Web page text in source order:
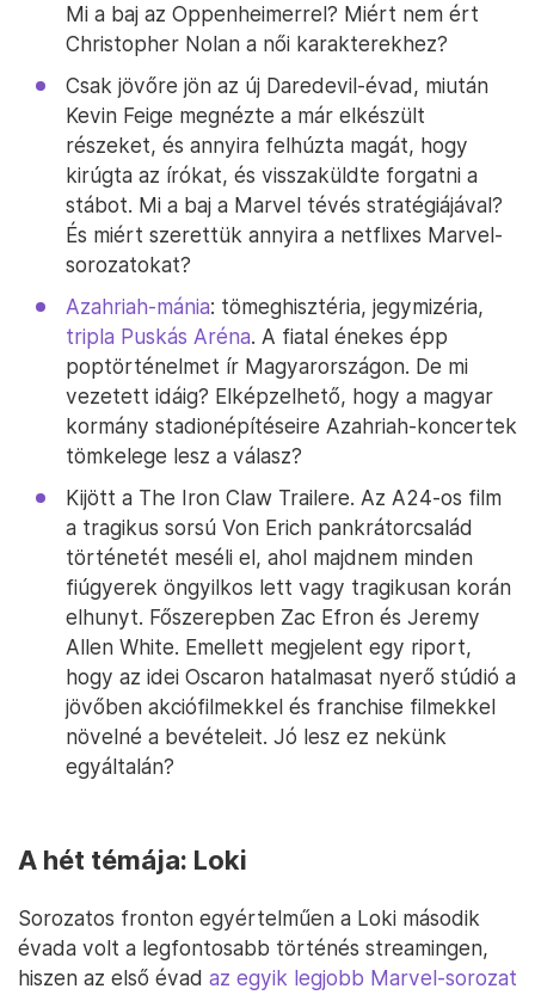
Mi a baj az Oppenheimerrel? Miért nem ért
Christopher Nolan a női karakterekhez?
Csak jövőre jön az új Daredevil-évad, miután
Kevin Feige megnézte a már elkészült
részeket, és annyira felhúzta magát, hogy
kirúgta az írókat, és visszaküldte forgatni a
stábot. Mi a baj a Marvel tévés stratégiájával?
És miért szerettük annyira a netflixes Marvel-
sorozatokat?
Azahriah-mánia: tömeghisztéria, jegymizéria,
tripla Puskás Aréna. A fiatal énekes épp
poptörténelmet ír Magyarországon. De mi
vezetett idáig? Elképzelhető, hogy a magyar
kormány stadionépítéseire Azahriah-koncertek
tömkelege lesz a válasz?
Kijött a The Iron Claw Trailere. Az A24-os film
a tragikus sorsú Von Erich pankrátorcsalád
történetét meséli el, ahol majdnem minden
fiúgyerek öngyilkos lett vagy tragikusan korán
elhunyt. Főszerepben Zac Efron és Jeremy
Allen White. Emellett megjelent egy riport,
hogy az idei Oscaron hatalmasat nyerő stúdió a
jövőben akciófilmekkel és franchise filmekkel
növelné a bevételeit. Jó lesz ez nekünk
egyáltalán?
A hét témája: Loki
Sorozatos fronton egyértelműen a Loki második
évada volt a legfontosabb történés streamingen,
hiszen az első évad az egyik legjobb Marvel-sorozat